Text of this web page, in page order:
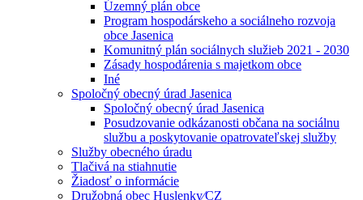
Územný plán obce
Program hospodárskeho a sociálneho rozvoja
obce Jasenica
Komunitný plán sociálnych služieb 2021 - 2030
Zásady hospodárenia s majetkom obce
Iné
Spoločný obecný úrad Jasenica
Spoločný obecný úrad Jasenica
Posudzovanie odkázanosti občana na sociálnu
službu a poskytovanie opatrovateľskej služby
Služby obecného úradu
Tlačivá na stiahnutie
Žiadosť o informácie
Družobná obec Huslenky⁄CZ